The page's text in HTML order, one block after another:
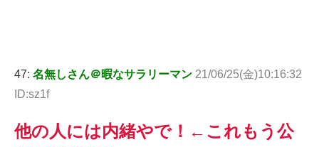
47: 名無しさん＠暇なサラリーマン 21/06/25(金)10:16:32
ID:sz1f
他の人には内緒やで！←これもう公